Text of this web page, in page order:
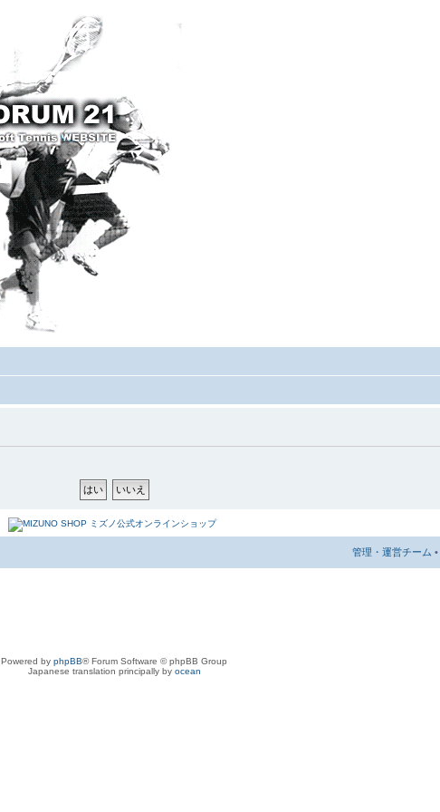
管理・運営チーム •
Powered by phpBB® Forum Software © phpBB Group
Japanese translation principally by ocean